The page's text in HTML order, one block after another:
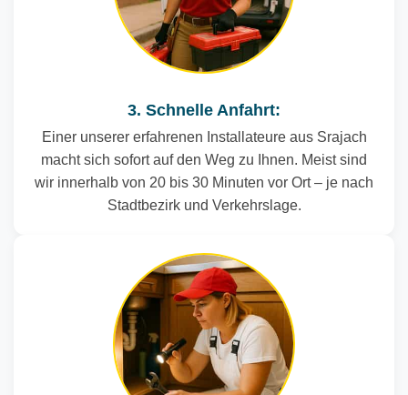
3. Schnelle Anfahrt:
Einer unserer erfahrenen Installateure aus Srajach
macht sich sofort auf den Weg zu Ihnen. Meist sind
wir innerhalb von 20 bis 30 Minuten vor Ort – je nach
Stadtbezirk und Verkehrslage.